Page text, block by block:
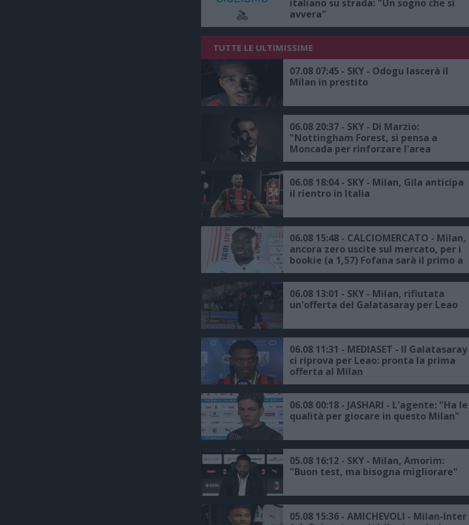
italiano su strada: "Un sogno che si
avvera"
TUTTE LE ULTIMISSIME
07.08 07:45 - SKY - Odogu lascerà il
Milan in prestito
06.08 20:37 - SKY - Di Marzio:
"Nottingham Forest, si pensa a
Moncada per rinforzare l'area
sportiva, proposta all'ex dirigente del
Milan"
06.08 18:04 - SKY - Milan, Gila anticipa
il rientro in Italia
06.08 15:48 - CALCIOMERCATO - Milan,
ancora zero uscite sul mercato, per i
bookie (a 1,57) Fofana sarà il primo a
salutare
06.08 13:01 - SKY - Milan, rifiutata
un'offerta del Galatasaray per Leao
06.08 11:31 - MEDIASET - Il Galatasaray
ci riprova per Leao: pronta la prima
offerta al Milan
06.08 00:18 - JASHARI - L'agente: "Ha le
qualità per giocare in questo Milan"
05.08 16:12 - SKY - Milan, Amorim:
"Buon test, ma bisogna migliorare"
05.08 15:36 - AMICHEVOLI - Milan-Inter